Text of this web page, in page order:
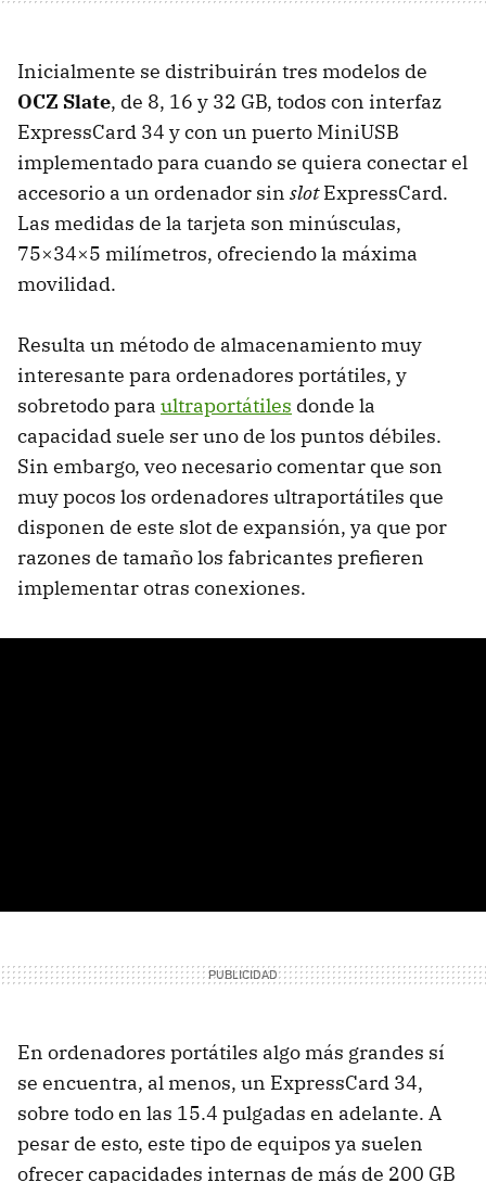
Inicialmente se distribuirán tres modelos de
OCZ Slate, de 8, 16 y 32 GB, todos con interfaz
ExpressCard 34 y con un puerto MiniUSB
implementado para cuando se quiera conectar el
accesorio a un ordenador sin slotExpressCard.
Las medidas de la tarjeta son minúsculas,
75×34×5 milímetros, ofreciendo la máxima
movilidad.
Resulta un método de almacenamiento muy
interesante para ordenadores portátiles, y
sobretodo para ultraportátiles donde la
capacidad suele ser uno de los puntos débiles.
Sin embargo, veo necesario comentar que son
muy pocos los ordenadores ultraportátiles que
disponen de este slot de expansión, ya que por
razones de tamaño los fabricantes prefieren
implementar otras conexiones.
En ordenadores portátiles algo más grandes sí
se encuentra, al menos, un ExpressCard 34,
sobre todo en las 15.4 pulgadas en adelante. A
pesar de esto, este tipo de equipos ya suelen
ofrecer capacidades internas de más de 200 GB